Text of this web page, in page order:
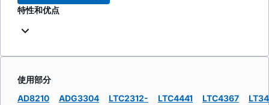
特性和优点
使用部分
AD8210
ADG3304
LTC2312-
LTC4441 LTC4367